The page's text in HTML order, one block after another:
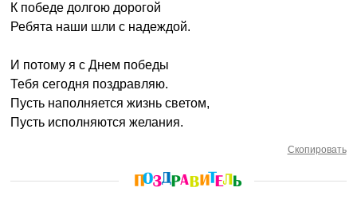
К победе долгою дорогой
Ребята наши шли с надеждой.
И потому я с Днем победы
Тебя сегодня поздравляю.
Пусть наполняется жизнь светом,
Пусть исполняются желания.
Скопировать